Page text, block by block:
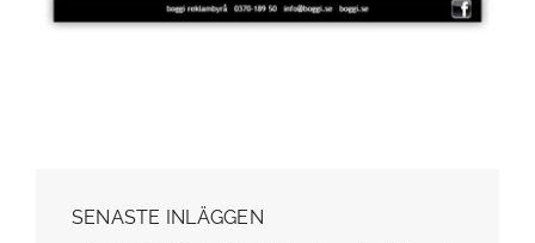
SENASTE INLÄGGEN